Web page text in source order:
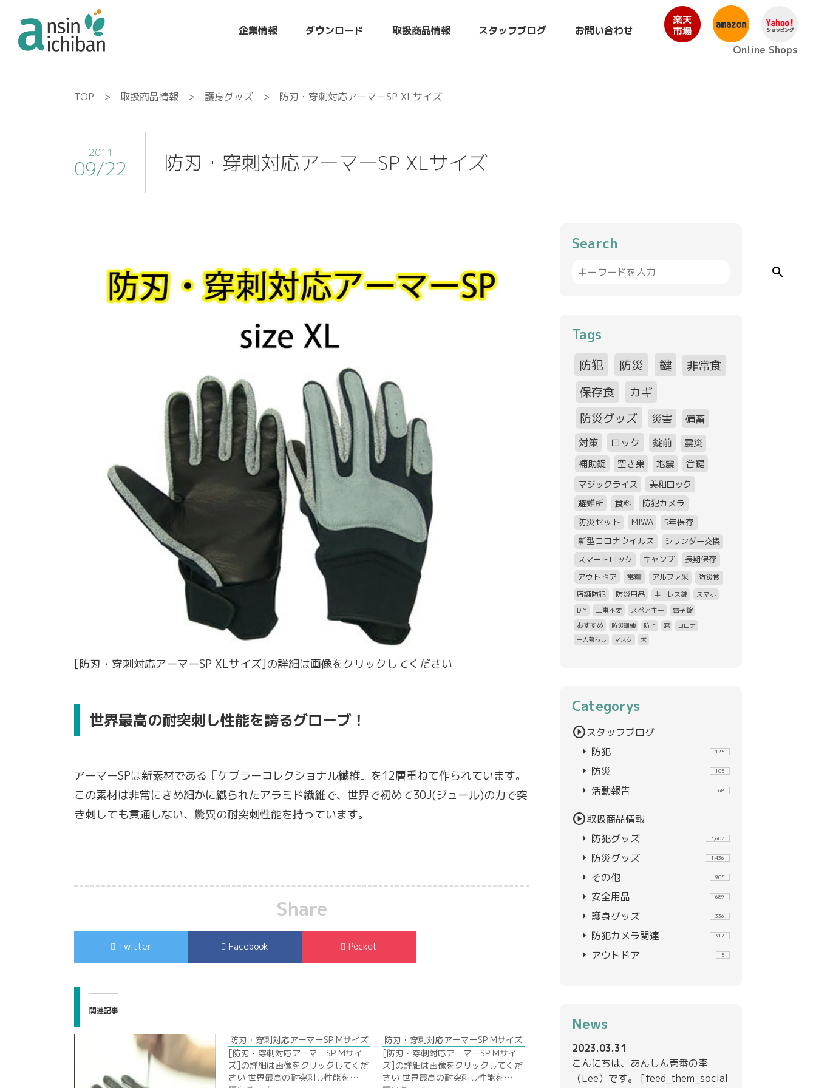
企業情報 ダウンロード 取扱商品情報 スタッフブログ
お問い合わせ
Online Shops
TOP > 取扱商品情報 > 護身グッズ > 防刃・穿刺対応アーマーSP XLサイズ
2011
09/22 防刃・穿刺対応アーマーSP XLサイズ
[防刃・穿刺対応アーマーSP XLサイズ]の詳細は画像をクリックしてください
世界最高の耐突刺し性能を誇るグローブ！
アーマーSPは新素材である『ケブラーコレクショナル繊維』を12層重ねて作られています。
この素材は非常にきめ細かに織られたアラミド繊維で、世界で初めて30J(ジュール)の力で突
き刺しても貫通しない、驚異の耐突刺性能を持っています。
Share
Twitter Facebook Pocket
関連記事
防刃・穿刺対応アーマーSP Mサイズ
[防刃・穿刺対応アーマーSP Mサイ
ズ]の詳細は画像をクリックしてくだ
さい 世界最高の耐突刺し性能を…
防刃・穿刺対応アーマーSP Mサイズ
[防刃・穿刺対応アーマーSP Mサイ
ズ]の詳細は画像をクリックしてくだ
さい 世界最高の耐突刺し性能を…
Search
search
Tags
防犯 防災 鍵 非常食
保存食
カギ
防災グッズ
災害
備蓄
対策
ロック 錠前
震災
補助錠
空き巣 地震
合鍵
マジックライス
美和ロック
避難所 食料
防犯カメラ
防災セット
MIWA
5年保存
新型コロナウイルス
シリンダー交換
スマートロック
キャンプ
長期保存
アウトドア
食糧 アルファ米
防災食
店舗防犯
防災用品 キーレス錠
スマホ
DIY
工事不要 スペアキー
電子錠
おすすめ
防災訓練 防止 窓
コロナ
一人暮らし
マスク 犬
Categorys
play_circleスタッフブログ
arrow_right 防犯 125
arrow_right 防災 105
arrow_right 活動報告 68
play_circle取扱商品情報
arrow_right 防犯グッズ 3,607
arrow_right 防災グッズ 1,436
arrow_right その他 905
arrow_right 安全用品 689
arrow_right 護身グッズ 336
arrow_right 防犯カメラ関連 312
arrow_right アウトドア 5
News
2023.03.31
こんにちは、あんしん壱番の李
（Lee）です。 [feed_them_social